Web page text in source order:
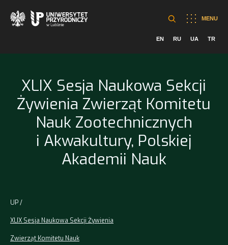
MENU
EN RU UA TR
XLIX Sesja Naukowa Sekcji
Żywienia Zwierząt Komitetu
Nauk Zootechnicznych
i Akwakultury, Polskiej
Akademii Nauk
UP
XLIX Sesja Naukowa Sekcji Żywienia
Zwierząt Komitetu Nauk